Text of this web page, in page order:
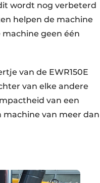
wordt nog verbeterd
helpen de machine
geen één
van de EWR150E
van elke andere
van een
machine van meer dan